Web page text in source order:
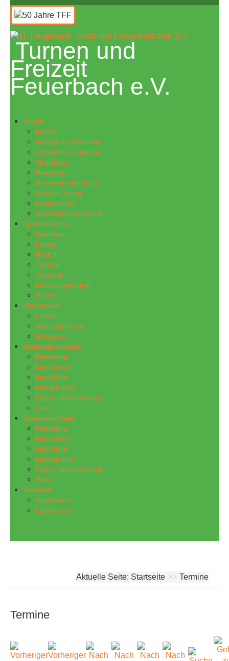
Turnen und
Freizeit
Feuerbach e.V.
Verein
Kontakt
Beiträge und Gebühren
Anmeldung / Formulare
Sportstätten
Newsletter
Newsletter-Abmeldung
Über den Verein
Mitarbeit/Jobs
Impressum/Datenschutz
Sportbereiche
Badminton
Laufen
Radtreff
Triathlon
Volleyball
Kinder/Jugendsport
Fit 50 +
Kurssystem
Fitness
Gesundheitssport
Rehasport
Kindersportschule
Kursleitung
Kursübersicht
Kursinhalte
Kursgebühren
Fragen und Anmeldung
Fotos
Schwimmschule
Kursleitung
Kursübersicht
Kursinhalte
Kursgebühren
Fragen und Anmeldung
Fotos
Volkslauf
Organisation
Laufstrecken
Aktuelle Seite: Startseite >> Termine
Termine